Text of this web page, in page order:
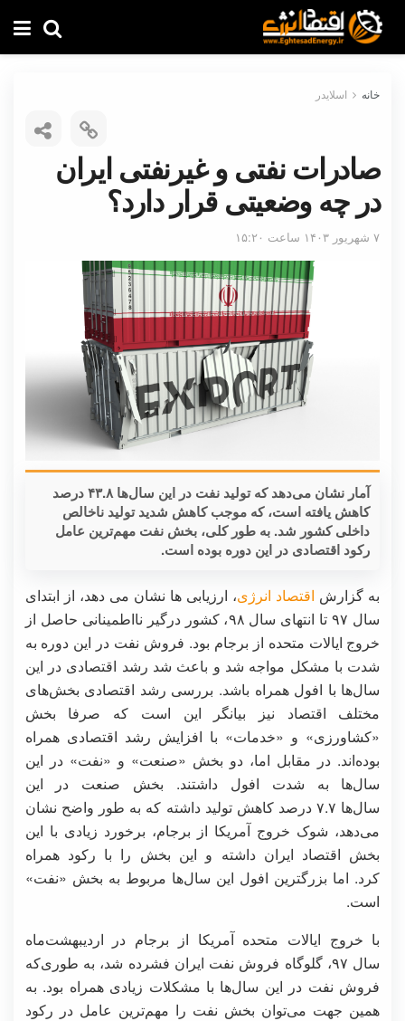
خانه اسلایدر
صادرات نفتی و غیرنفتی ایران
در چه وضعیتی قرار دارد؟
۷ شهریور ۱۴۰۳ ساعت ۱۵:۲۰
آمار نشان می‌دهد که تولید نفت در این سال‌ها ۴۳.۸ درصد
کاهش یافته است، که موجب کاهش شدید تولید ناخالص
داخلی کشور شد. به طور کلی، بخش نفت مهم‌ترین عامل
رکود اقتصادی در این دوره بوده است.
به گزارش اقتصاد انرژی، ارزیابی ها نشان می دهد، از ابتدای
سال ۹۷ تا انتهای سال ۹۸، کشور درگیر نااطمینانی حاصل از
خروج ایالات متحده از برجام بود. فروش نفت در این دوره به
شدت با مشکل مواجه شد و باعث شد رشد اقتصادی در این
‌سال‌ها با افول همراه باشد. بررسی رشد اقتصادی بخش‌های
مختلف اقتصاد نیز بیانگر این است که صرفا بخش
«کشاورزی» و «خدمات» با افزایش رشد اقتصادی همراه
بوده‌اند. در مقابل اما، دو بخش «صنعت» و «نفت» در این
سال‌ها به شدت افول داشتند. بخش صنعت در این
سال‌ها ۷.۷ درصد کاهش تولید داشته که به طور واضح نشان
می‌دهد، شوک خروج آمریکا از برجام، برخورد زیادی با این
بخش اقتصاد ایران داشته و این بخش را با رکود همراه
کرد. اما بزرگترین افول این سال‌ها مربوط به بخش «نفت»
است.
با خروج ایالات متحده آمریکا از برجام در اردیبهشت‌ماه
سال ۹۷، گلوگاه فروش نفت ایران فشرده شد، به طوری‌که
فروش نفت در این سال‌ها با مشکلات زیادی همراه بود. به
همین جهت می‌توان بخش نفت را مهم‌ترین عامل در رکود